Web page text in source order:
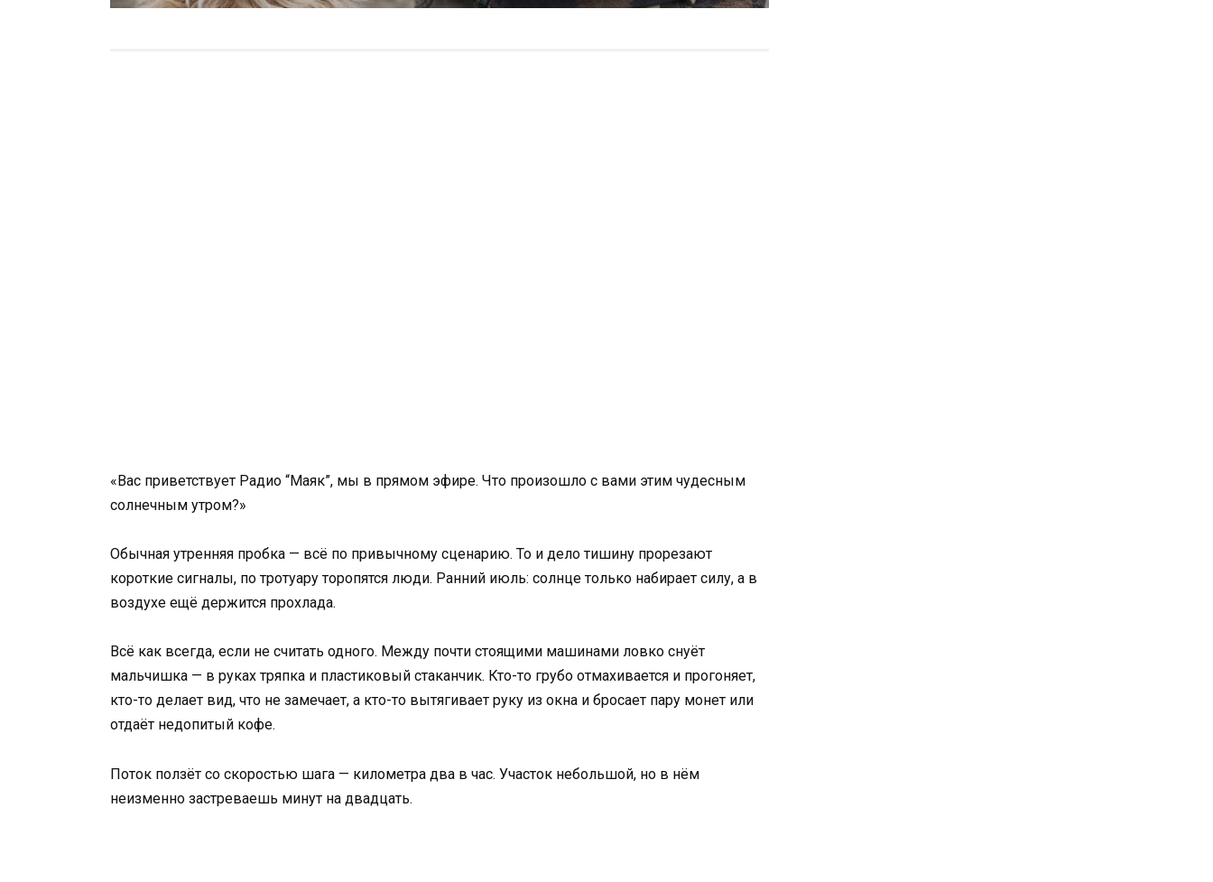
«Вас приветствует Радио “Маяк”, мы в прямом эфире. Что произошло с вами этим чудесным
солнечным утром?»
Обычная утренняя пробка — всё по привычному сценарию. То и дело тишину прорезают
короткие сигналы, по тротуару торопятся люди. Ранний июль: солнце только набирает силу, а в
воздухе ещё держится прохлада.
Всё как всегда, если не считать одного. Между почти стоящими машинами ловко снуёт
мальчишка — в руках тряпка и пластиковый стаканчик. Кто-то грубо отмахивается и прогоняет,
кто-то делает вид, что не замечает, а кто-то вытягивает руку из окна и бросает пару монет или
отдаёт недопитый кофе.
Поток ползёт со скоростью шага — километра два в час. Участок небольшой, но в нём
неизменно застреваешь минут на двадцать.